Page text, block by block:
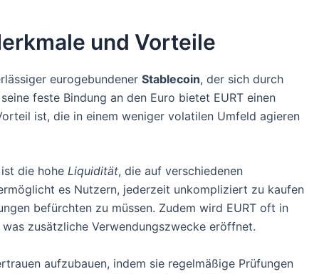
und Vorteile
eurogebundener Stablecoin, der sich durch
feste Bindung an den Euro bietet EURT einen
ist, die in einem weniger volatilen Umfeld agieren
die hohe Liquidität, die auf verschiedenen
es Nutzern, jederzeit unkompliziert zu kaufen
befürchten zu müssen. Zudem wird EURT oft in
zusätzliche Verwendungszwecke eröffnet.
aufzubauen, indem sie regelmäßige Prüfungen